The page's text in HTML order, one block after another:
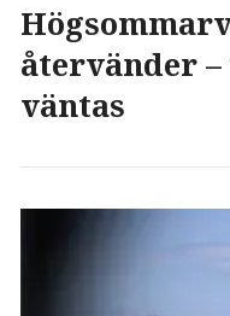
återvänder
väntas